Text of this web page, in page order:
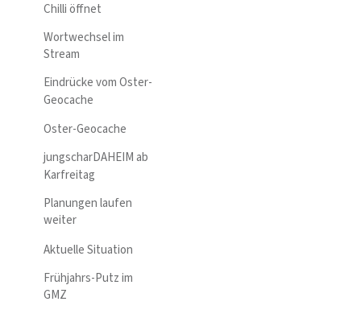
Chilli öffnet
Wortwechsel im
Stream
Eindrücke vom Oster-
Geocache
Oster-Geocache
jungscharDAHEIM ab
Karfreitag
Planungen laufen
weiter
Aktuelle Situation
Frühjahrs-Putz im
GMZ